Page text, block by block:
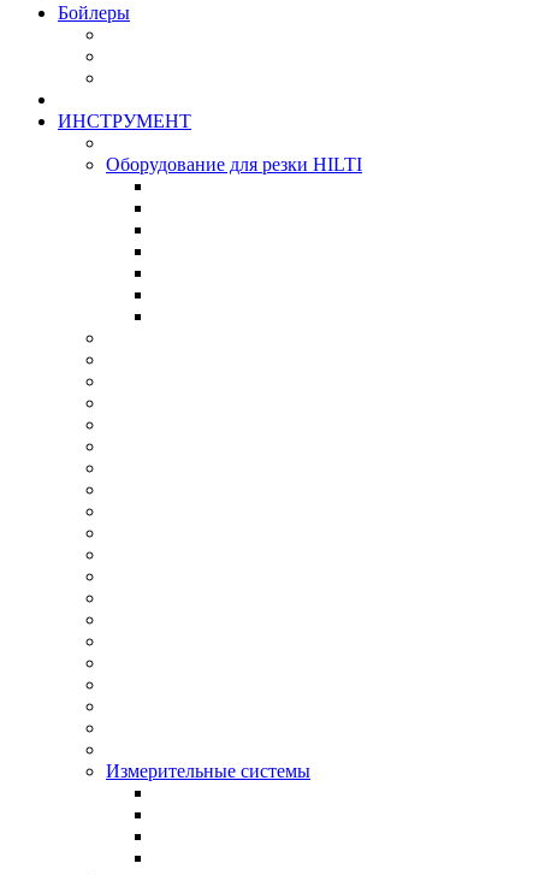
Бойлеры
ИНСТРУМЕНТ
Оборудование для резки HILTI
Измерительные системы